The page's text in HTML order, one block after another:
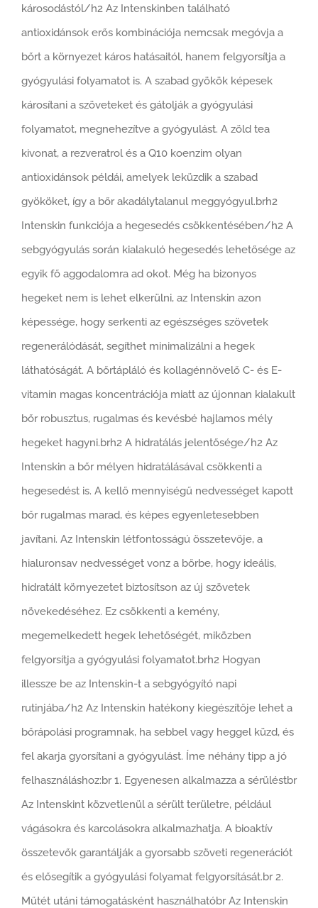
károsodástól/h2 Az Intenskinben található
antioxidánsok erős kombinációja nemcsak megóvja a
bőrt a környezet káros hatásaitól, hanem felgyorsítja a
gyógyulási folyamatot is. A szabad gyökök képesek
károsítani a szöveteket és gátolják a gyógyulási
folyamatot, megnehezítve a gyógyulást. A zöld tea
kivonat, a rezveratrol és a Q10 koenzim olyan
antioxidánsok példái, amelyek leküzdik a szabad
gyököket, így a bőr akadálytalanul meggyógyul.brh2
Intenskin funkciója a hegesedés csökkentésében/h2 A
sebgyógyulás során kialakuló hegesedés lehetősége az
egyik fő aggodalomra ad okot. Még ha bizonyos
hegeket nem is lehet elkerülni, az Intenskin azon
képessége, hogy serkenti az egészséges szövetek
regenerálódását, segíthet minimalizálni a hegek
láthatóságát. A bőrtápláló és kollagénnövelő C- és E-
vitamin magas koncentrációja miatt az újonnan kialakult
bőr robusztus, rugalmas és kevésbé hajlamos mély
hegeket hagyni.brh2 A hidratálás jelentősége/h2 Az
Intenskin a bőr mélyen hidratálásával csökkenti a
hegesedést is. A kellő mennyiségű nedvességet kapott
bőr rugalmas marad, és képes egyenletesebben
javítani. Az Intenskin létfontosságú összetevője, a
hialuronsav nedvességet vonz a bőrbe, hogy ideális,
hidratált környezetet biztosítson az új szövetek
növekedéséhez. Ez csökkenti a kemény,
megemelkedett hegek lehetőségét, miközben
felgyorsítja a gyógyulási folyamatot.brh2 Hogyan
illessze be az Intenskin-t a sebgyógyító napi
rutinjába/h2 Az Intenskin hatékony kiegészítője lehet a
bőrápolási programnak, ha sebbel vagy heggel küzd, és
fel akarja gyorsítani a gyógyulást. Íme néhány tipp a jó
felhasználáshoz:br 1. Egyenesen alkalmazza a sérüléstbr
Az Intenskint közvetlenül a sérült területre, például
vágásokra és karcolásokra alkalmazhatja. A bioaktív
összetevők garantálják a gyorsabb szöveti regenerációt
és elősegítik a gyógyulási folyamat felgyorsítását.br 2.
Műtét utáni támogatásként használhatóbr Az Intenskin